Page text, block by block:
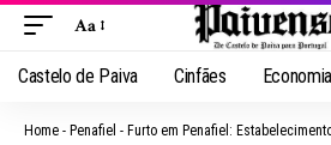
Aa
Castelo de Paiva Cinfães Economia
Home - Penafiel - Furto em Penafiel: Estabelecimento Comercial